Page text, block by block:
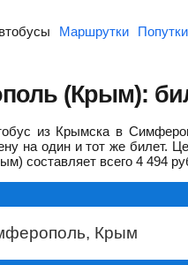
Маршрутки Попутки
(Крым):
из Крымска в
на один и тот же билет.
составляет всего 4 494